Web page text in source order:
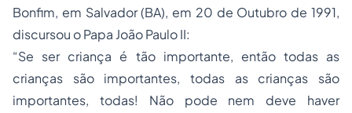
Bonfim, em Salvador (BA), em 20 de Outubro de 1991,
discursou o Papa João Paulo II:
“Se ser criança é tão importante, então todas as
crianças são importantes, todas as crianças são
importantes, todas! Não pode nem deve haver